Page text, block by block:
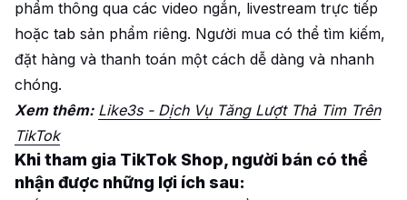
phẩm thông qua các video ngắn, livestream trực tiếp
hoặc tab sản phẩm riêng. Người mua có thể tìm kiếm,
đặt hàng và thanh toán một cách dễ dàng và nhanh
chóng.
Xem thêm: Like3s - Dịch Vụ Tăng Lượt Thả Tim Trên
TikTok
Khi tham gia TikTok Shop, người bán có thể
nhận được những lợi ích sau: